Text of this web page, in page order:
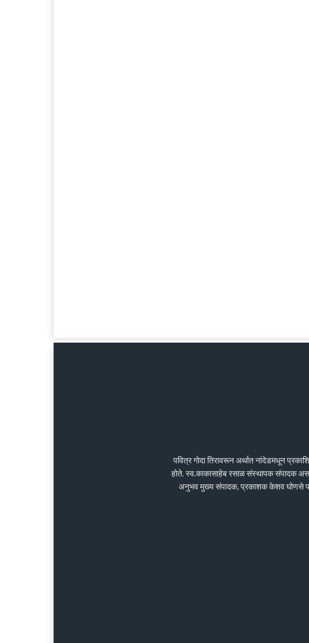
पवित्र गोदा तिरावरून अर्थात नांदेडमधून
होते. स्व.काकासाहेब रसाळ संस्थापक संपादक
अनुभव मुख्य संपादक, प्रकाशक केशव घोणसे